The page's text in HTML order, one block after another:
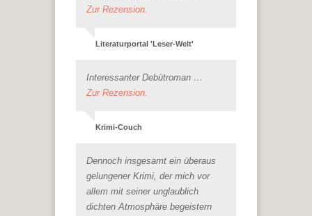
Zur Rezension.
Literaturportal 'Leser-Welt'
Interessanter Debütroman …
Zur Rezension.
Krimi-Couch
Dennoch insgesamt ein überaus
gelungener Krimi, der mich vor
allem mit seiner unglaublich
dichten Atmosphäre begeistern